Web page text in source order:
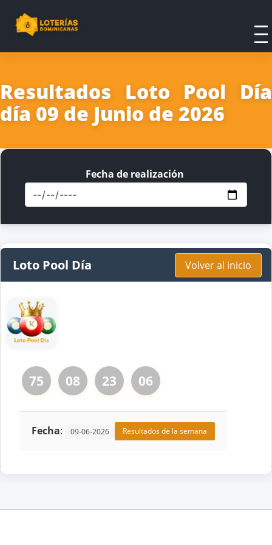
Resultados Loto Pool Día
día 09 de Junio de 2026
Fecha de realización
Loto Pool Día Volver al inicio
75 08 23 06
Fecha: 09-06-2026 Resultados de la semana